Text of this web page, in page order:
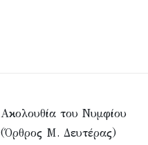
Ακολουθία του Νυμφίου
(Όρθρος Μ. Δευτέρας)